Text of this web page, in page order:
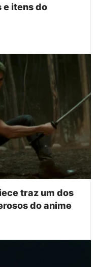
e itens do
traz um dos
do anime